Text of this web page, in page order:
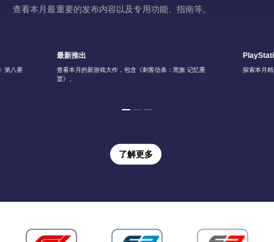
查看本月最重要的发布内容以及专用功能、指南等。
最新推出
查看本月的新游戏大作，包含《刺客信条：黑旗 记忆重
置》。
探索本月
第八赛
了解更多